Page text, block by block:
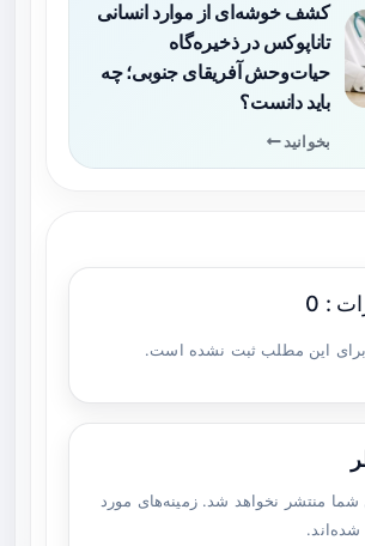
کشف خوشه‌ای از موارد انسانی
تاناپوکس در ذخیره‌گاه
حیات‌وحش آفریقای جنوبی؛ چه
باید دانست؟
بخوانید
: 0
این مطلب ثبت نشده است.
شما منتشر نخواهد شد. زمینه‌های مورد